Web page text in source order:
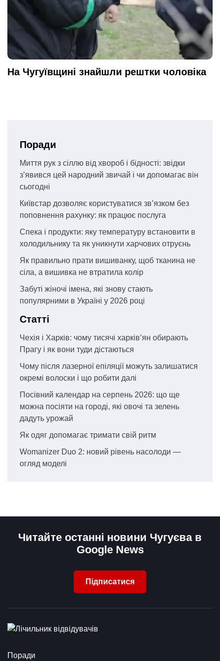
На Чугуївщині знайшли рештки чоловіка
Поради
Миття рук з сіллю від хвороб і бідності: звідки
з’явився цей народний звичай і чи допомагає він
сьогодні
Київстар дозволяє користуватися зв’язком без
поповнення рахунку: як працює послуга
Спека і продукти: яку температуру встановити в
холодильнику та як уникнути харчових отруєнь
Як правильно прати вишиванку, щоб тканина не
сіла, а вишивка не втратила колір
Забуті жіночі імена, які знову стають
популярними в Україні у 2026 році
Статті
Чехія і Харків: чому тисячі харків’ян обирають
Прагу і як вони туди дістаються
Чому після лазерної епіляції можуть залишатися
окремі волоски і що робити далі
Посівний календар на серпень 2026: що ще
можна посіяти на городі, які овочі та зелень
дадуть урожай
Як одяг допомагає тримати свій ритм
Womanizer Duo 2: новий рівень насолоди —
огляд моделі
Читайте останні новини Чугуєва в
Google News
Підписатися
Поради